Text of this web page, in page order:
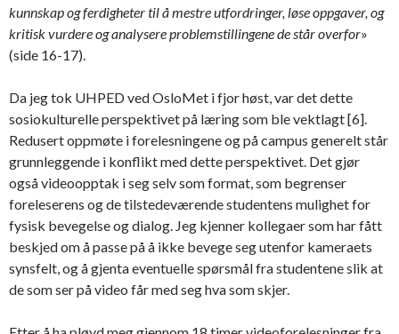
kunnskap og ferdigheter til å mestre utfordringer, løse oppgaver, og
kritisk vurdere og analysere problemstillingene de står overfor»
(side 16-17).
Da jeg tok UHPED ved OsloMet i fjor høst, var det dette
sosiokulturelle perspektivet på læring som ble vektlagt [6].
Redusert oppmøte i forelesningene og på campus generelt står
grunnleggende i konflikt med dette perspektivet. Det gjør
også videoopptak i seg selv som format, som begrenser
foreleserens og de tilstedeværende studentens mulighet for
fysisk bevegelse og dialog. Jeg kjenner kollegaer som har fått
beskjed om å passe på å ikke bevege seg utenfor kameraets
synsfelt, og å gjenta eventuelle spørsmål fra studentene slik at
de som ser på video får med seg hva som skjer.